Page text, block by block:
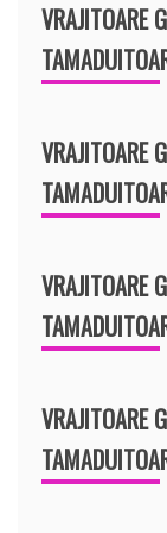
VRAJITOARE
VRAJITOARE
VRAJITOARE
VRAJITOARE